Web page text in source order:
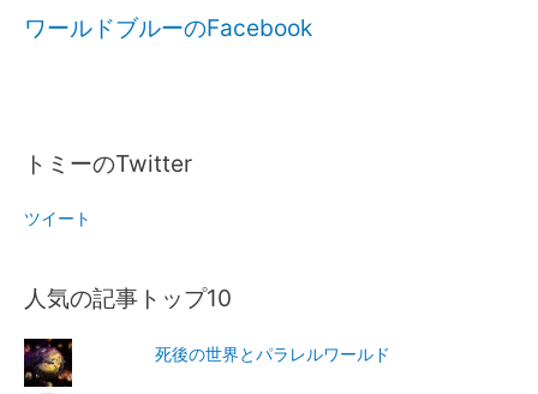
ワールドブルーのFacebook
トミーのTwitter
ツイート
人気の記事トップ10
死後の世界とパラレルワールド